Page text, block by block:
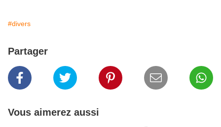
#divers
Partager
Vous aimerez aussi